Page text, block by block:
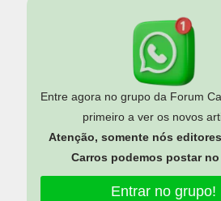
Entre agora no grupo da Forum
primeiro a ver os novos
Atenção, somente nós
Carros podemos postar
Entrar no grupo!